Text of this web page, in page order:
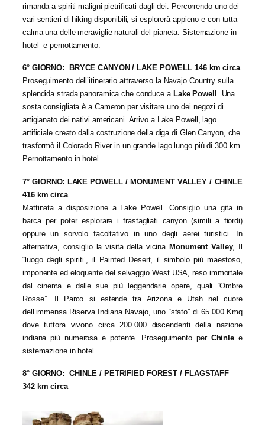
rimanda a spiriti maligni pietrificati dagli dei. Percorrendo uno dei
vari sentieri di hiking disponibili, si esplorerà appieno e con tutta
calma una delle meraviglie naturali del pianeta. Sistemazione in
hotel e pernottamento.
6° GIORNO: BRYCE CANYON / LAKE POWELL 146 km circa
Proseguimento dell’itinerario attraverso la Navajo Country sulla
splendida strada panoramica che conduce a Lake Powell . Una
sosta consigliata è a Cameron per visitare uno dei negozi di
artigianato dei nativi americani. Arrivo a Lake Powell, lago
artificiale creato dalla costruzione della diga di Glen Canyon, che
trasformò il Colorado River in un grande lago lungo più di 300 km.
Pernottamento in hotel.
7° GIORNO: LAKE POWELL / MONUMENT VALLEY / CHINLE
416 km circa
Mattinata a disposizione a Lake Powell. Consiglio una gita in
barca per poter esplorare i frastagliati canyon (simili a fiordi)
oppure un sorvolo facoltativo in uno degli aerei turistici. In
alternativa, consiglio la visita della vicinaMonument Valley, Il
“luogo degli spiriti”, il Painted Desert, il simbolo più maestoso,
imponente ed eloquente del selvaggio West USA, reso immortale
dal cinema e dalle sue più leggendarie opere, quali “Ombre
Rosse”. Il Parco si estende tra Arizona e Utah nel cuore
dell’immensa Riserva Indiana Navajo, uno “stato” di 65.000 Kmq
dove tuttora vivono circa 200.000 discendenti della nazione
indiana più numerosa e potente. Proseguimento per Chinle e
sistemazione in hotel.
8° GIORNO: CHINLE / PETRIFIED FOREST / FLAGSTAFF
342 km circa